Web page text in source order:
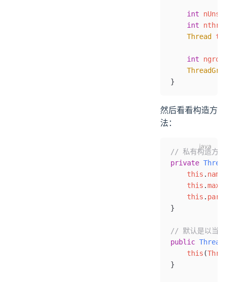
    int
    int
    Thread
    int
}
然后看看构造方
法：
// 私有构造方法
private
    this
. name
    this
.
    this
.
}
// 默认是以当前
public
    this
(
}